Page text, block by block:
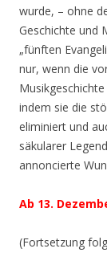
wurde, – ohne
Geschichte und
„fünften
nur, wenn die
indem sie die
eliminiert und
säkularer
annoncierte
Ab 13.
(Fortsetzung